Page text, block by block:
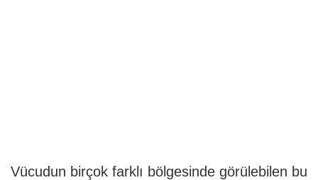
Vücudun birçok farklı bölgesinde görülebilen bu